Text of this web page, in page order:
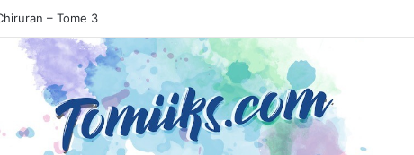
– Tome 3